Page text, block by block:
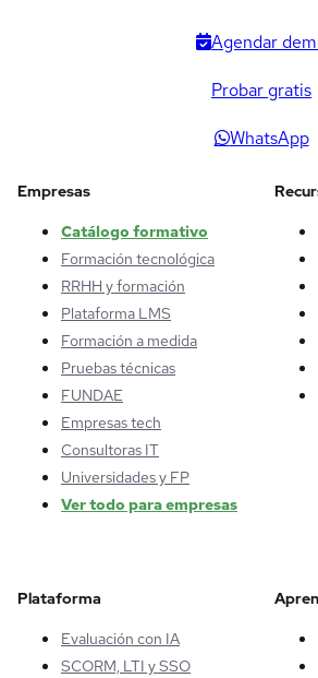
Agendar
Probar gratis
WhatsApp
Empresas
Catálogo formativo
Formación tecnológica
RRHH y formación
Plataforma LMS
Formación a medida
Pruebas técnicas
FUNDAE
Empresas tech
Consultoras IT
Universidades y FP
Ver todo para empresas
Plataforma
Evaluación con IA
SCORM, LTI y SSO